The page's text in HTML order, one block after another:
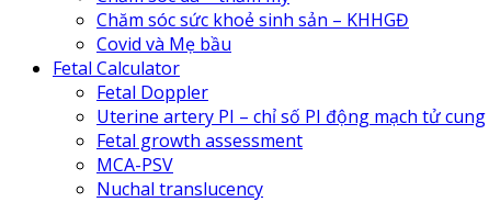
Chăm sóc sức khoẻ sinh sản – KHHGĐ
Covid và Mẹ bầu
Fetal Calculator
Fetal Doppler
Uterine artery PI – chỉ số PI động mạch tử cung
Fetal growth assessment
MCA-PSV
Nuchal translucency